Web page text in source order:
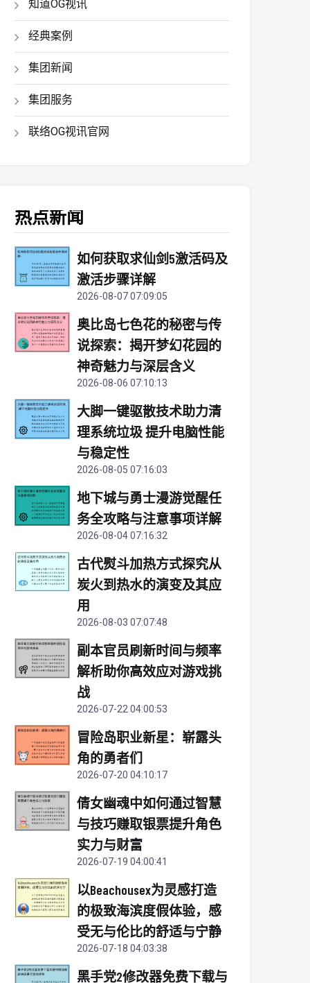
知道OG视讯
经典案例
集团新闻
集团服务
联络OG视讯官网
热点新闻
如何获取求仙剑5激活码及
激活步骤详解
2026-08-07 07:09:05
奥比岛七色花的秘密与传
说探索：揭开梦幻花园的
神奇魅力与深层含义
2026-08-06 07:10:13
大脚一键驱散技术助力清
理系统垃圾 提升电脑性能
与稳定性
2026-08-05 07:16:03
地下城与勇士漫游觉醒任
务全攻略与注意事项详解
2026-08-04 07:16:32
古代熨斗加热方式探究从
炭火到热水的演变及其应
用
2026-08-03 07:07:48
副本官员刷新时间与频率
解析助你高效应对游戏挑
战
2026-07-22 04:00:53
冒险岛职业新星：崭露头
角的勇者们
2026-07-20 04:10:17
倩女幽魂中如何通过智慧
与技巧赚取银票提升角色
实力与财富
2026-07-19 04:00:41
以Beachousex为灵感打造
的极致海滨度假体验，感
受无与伦比的舒适与宁静
2026-07-18 04:03:38
黑手党2修改器免费下载与